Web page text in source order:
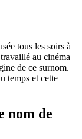
tous les soirs à
au cinéma
de ce surnom.
temps et cette
nom de